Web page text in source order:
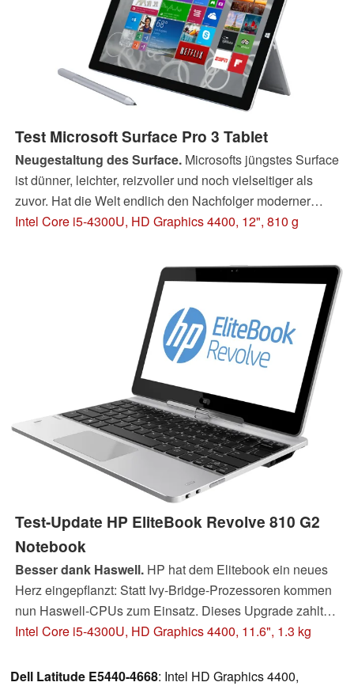
Test Microsoft Surface Pro 3 Tablet
Neugestaltung des Surface.Microsofts jüngstes Surface
ist dünner, leichter, reizvoller und noch vielseitiger als
zuvor. Hat die Welt endlich den Nachfolger moderner
Laptops?
Intel Core i5-4300U, HD Graphics 4400, 12", 810 g
Test-Update HP EliteBook Revolve 810 G2
Notebook
Besser dank Haswell.HP hat dem Elitebook ein neues
Herz eingepflanzt: Statt Ivy-Bridge-Prozessoren kommen
nun Haswell-CPUs zum Einsatz. Dieses Upgrade zahlt
sich aus, denn das Convertible bietet nun längere
Intel Core i5-4300U, HD Graphics 4400, 11.6", 1.3 kg
Dell Latitude E5440-4668: Intel HD Graphics 4400,